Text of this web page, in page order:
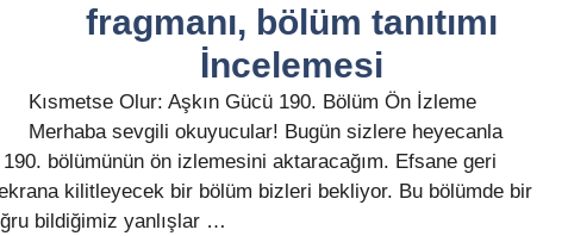
fragmanı, bölüm tanıtımı
İncelemesi
Kısmetse Olur: Aşkın Gücü 190. Bölüm Ön İzleme
Merhaba sevgili okuyucular! Bugün sizlere heyecanla
bölümünün ön izlemesini aktaracağım. Efsane geri
kilitleyecek bir bölüm bizleri bekliyor. Bu bölümde bir
bildiğimiz yanlışlar …